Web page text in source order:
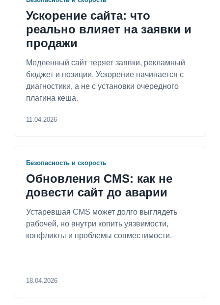
Ускорение сайта: что
реально влияет на заявки и
продажи
Медленный сайт теряет заявки, рекламный
бюджет и позиции. Ускорение начинается с
диагностики, а не с установки очередного
плагина кеша.
11.04.2026
Безопасность и скорость
Обновления CMS: как не
довести сайт до аварии
Устаревшая CMS может долго выглядеть
рабочей, но внутри копить уязвимости,
конфликты и проблемы совместимости.
18.04.2026